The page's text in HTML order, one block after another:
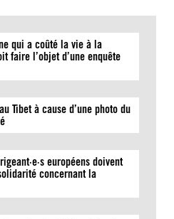
qui a coûté la vie à la
faire l’objet d’une enquête
Tibet à cause d’une photo du
européens doivent
concernant la